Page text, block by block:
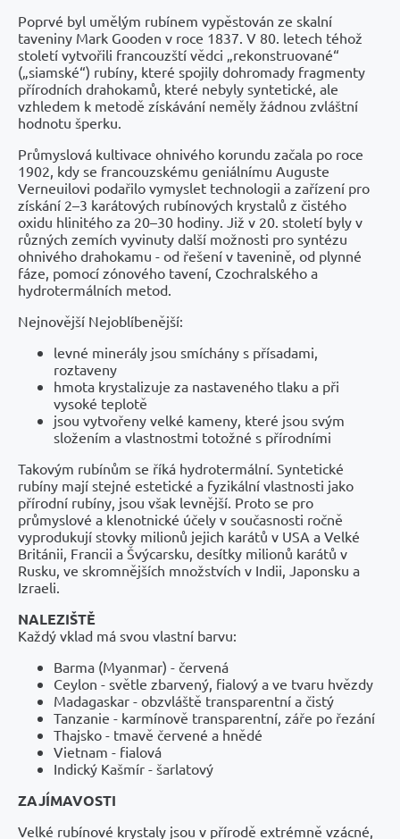
Poprvé byl umělým rubínem vypěstován ze skalní
taveniny Mark Gooden v roce 1837. V 80. letech téhož
století vytvořili francouzští vědci „rekonstruované“
(„siamské“) rubíny, které spojily dohromady fragmenty
přírodních drahokamů, které nebyly syntetické, ale
vzhledem k metodě získávání neměly žádnou zvláštní
hodnotu šperku.
Průmyslová kultivace ohnivého korundu začala po roce
1902, kdy se francouzskému geniálnímu Auguste
Verneuilovi podařilo vymyslet technologii a zařízení pro
získání 2–3 karátových rubínových krystalů z čistého
oxidu hlinitého za 20–30 hodiny. Již v 20. století byly v
různých zemích vyvinuty další možnosti pro syntézu
ohnivého drahokamu - od řešení v tavenině, od plynné
fáze, pomocí zónového tavení, Czochralského a
hydrotermálních metod.
Nejnovější Nejoblíbenější:
levné minerály jsou smíchány s přísadami,
roztaveny
hmota krystalizuje za nastaveného tlaku a při
vysoké teplotě
jsou vytvořeny velké kameny, které jsou svým
složením a vlastnostmi totožné s přírodními
Takovým rubínům se říká hydrotermální. Syntetické
rubíny mají stejné estetické a fyzikální vlastnosti jako
přírodní rubíny, jsou však levnější. Proto se pro
průmyslové a klenotnické účely v současnosti ročně
vyprodukují stovky milionů jejich karátů v USA a Velké
Británii, Francii a Švýcarsku, desítky milionů karátů v
Rusku, ve skromnějších množstvích v Indii, Japonsku a
Izraeli.
NALEZIŠTĚ
Každý vklad má svou vlastní barvu:
Barma (Myanmar) - červená
Ceylon - světle zbarvený, fialový a ve tvaru hvězdy
Madagaskar - obzvláště transparentní a čistý
Tanzanie - karmínově transparentní, záře po řezání
Thajsko - tmavě červené a hnědé
Vietnam - fialová
Indický Kašmír - šarlatový
ZAJÍMAVOSTI
Velké rubínové krystaly jsou v přírodě extrémně vzácné,